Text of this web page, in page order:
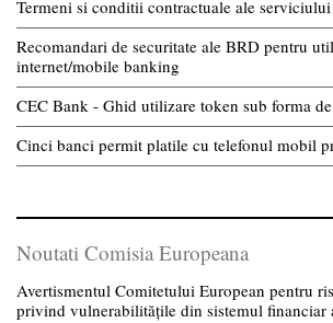
Termeni si conditii contractuale ale
Recomandari de securitate ale BRD pentru
internet/mobile banking
CEC Bank - Ghid utilizare token sub forma
Cinci banci permit platile cu telefonul mobil
Noutati Comisia Europeana
Avertismentul Comitetului European pentru
privind vulnerabilitățile din sistemul